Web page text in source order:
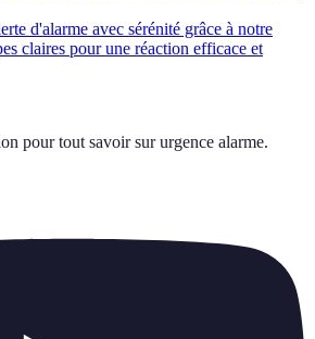
d'alarme avec sérénité grâce à notre
claires pour une réaction efficace et
pour tout savoir sur urgence alarme.